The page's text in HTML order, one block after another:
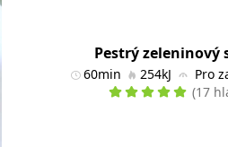
Pestrý zeleninový
60min 254kJ
Pro
(17